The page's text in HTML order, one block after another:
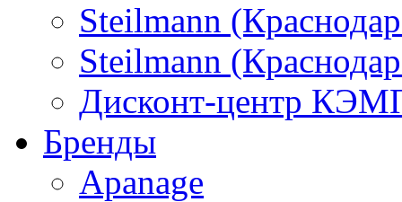
Steilmann
Steilmann
Дисконт-центр
Бренды
Apanage